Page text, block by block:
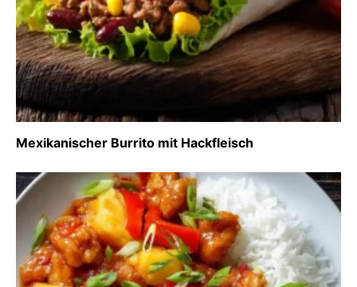
Mexikanischer Burrito mit Hackfleisch